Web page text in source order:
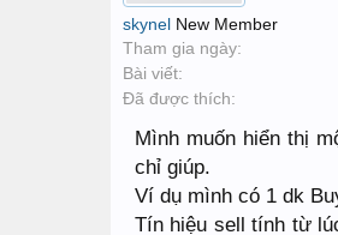
skynel New Member
Tham gia ngày:
Bài viết:
Đã được thích:
Mình muốn hiển thị
chỉ giúp.
Ví dụ mình có 1 dk
Tín hiệu sell tính từ